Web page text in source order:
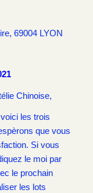
69004 LYON
Chinoise,
les trois
que vous
Si vous
le moi par
le prochain
les lots